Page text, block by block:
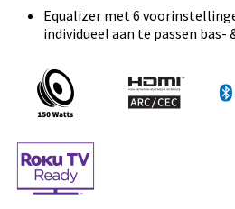
Equalizer met 6
individueel aan te passen bas-